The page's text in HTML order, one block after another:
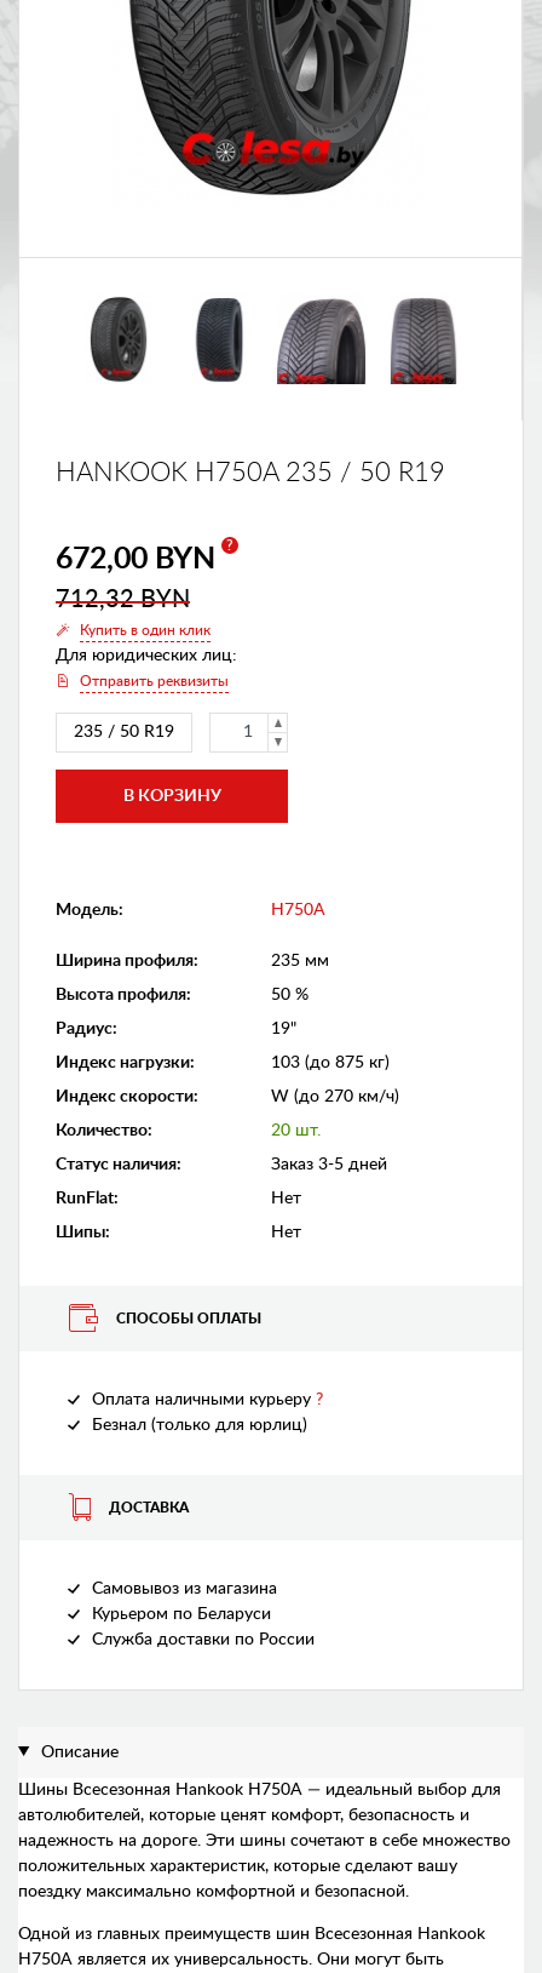
HANKOOK H750A 235 / 50 R19
672,00 BYN ?
712,32 BYN
Купить в один клик
Для юридических лиц:
Отправить реквизиты
235 / 50 R19
Модель: H750A
Ширина профиля:
235 мм
Высота профиля:
50 %
Радиус:
19"
Индекс нагрузки:
103 (до 875 кг)
Индекс скорости:
W (до 270 км/ч)
Количество:
20 шт.
Статус наличия:
Заказ 3-5 дней
RunFlat:
Нет
Шипы: Нет
СПОСОБЫ ОПЛАТЫ
Оплата наличными курьеру ?
Безнал (только для юрлиц)
ДОСТАВКА
Самовывоз из магазина
Курьером по Беларуси
Служба доставки по России
Описание
Шины Всесезонная Hankook H750A — идеальный выбор для
автолюбителей, которые ценят комфорт, безопасность и
надежность на дороге. Эти шины сочетают в себе множество
положительных характеристик, которые сделают вашу
поездку максимально комфортной и безопасной.
Одной из главных преимуществ шин Всесезонная Hankook
H750A является их универсальность. Они могут быть